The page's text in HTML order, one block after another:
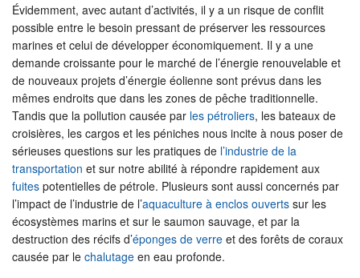
Évidemment, avec autant d’activités, il y a un risque de conflit
possible entre le besoin pressant de préserver les ressources
marines et celui de développer économiquement. Il y a une
demande croissante pour le marché de l’énergie renouvelable et
de nouveaux projets d’énergie éolienne sont prévus dans les
mêmes endroits que dans les zones de pêche traditionnelle.
Tandis que la pollution causée par les pétroliers, les bateaux de
croisières, les cargos et les péniches nous incite à nous poser de
sérieuses questions sur les pratiques de l’industrie de la
transportation et sur notre abilité à répondre rapidement aux
fuites potentielles de pétrole. Plusieurs sont aussi concernés par
l’impact de l’industrie de l’aquaculture à enclos ouverts sur les
écosystèmes marins et sur le saumon sauvage, et par la
destruction des récifs d’éponges de verre et des forêts de coraux
causée par le chalutage en eau profonde.